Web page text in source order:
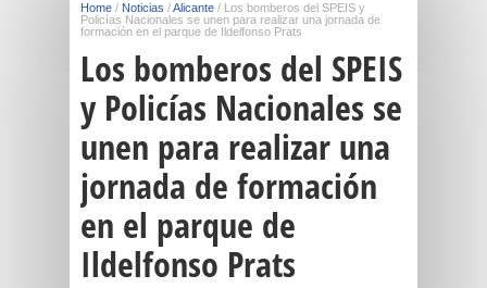
Home / Noticias /Alicante / Los bomberos del SPEIS y
Policías Nacionales se unen para realizar una jornada de
formación en el parque de Ildelfonso Prats
Los bomberos del SPEIS
y Policías Nacionales se
unen para realizar una
jornada de formación
en el parque de
Ildelfonso Prats